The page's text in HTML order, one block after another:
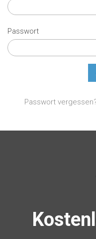
Passwort
Passwort